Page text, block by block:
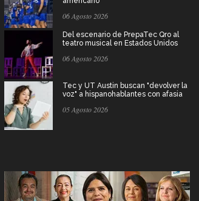
06 Agosto 2026
Del escenario de PrepaTec Qro al
teatro musical en Estados Unidos
06 Agosto 2026
Tec y UT Austin buscan "devolver la
voz" a hispanohablantes con afasia
05 Agosto 2026